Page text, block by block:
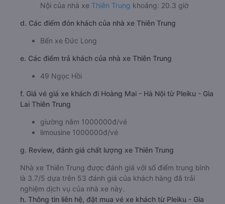
Nội của nhà xe Thiên Trung khoảng: 20.3 giờ
d. Các điểm đón khách của nhà xe Thiên Trung
Bến xe Đức Long
e. Các điểm trả khách của nhà xe Thiên Trung
49 Ngọc Hồi
f. Giá vé giá xe khách đi Hoàng Mai - Hà Nội từ Pleiku - Gia
Lai Thiên Trung
giường nằm 1000000đ/vé
limousine 1000000đ/vé
g. Review, đánh giá chất lượng xe Thiên Trung
Nhà xe Thiên Trung được đánh giá với số điểm trung bình
là 3.7/5 dựa trên 53 đánh giá của khách hàng đã trải
nghiệm dịch vụ của nhà xe này.
h. Thông tin liên hệ, đặt mua vé xe khách từ Pleiku - Gia